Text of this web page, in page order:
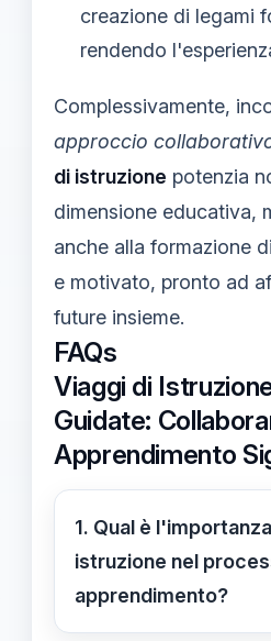
creazione di legami
rendendo
Complessivamente,
approccio
di istruzione potenzia
dimensione educativa,
anche alla formazione
e motivato, pronto ad
future insieme.
FAQs
Viaggi di
Guidate:
Apprendimento
1. Qual è
istruzione nel
apprendimento?